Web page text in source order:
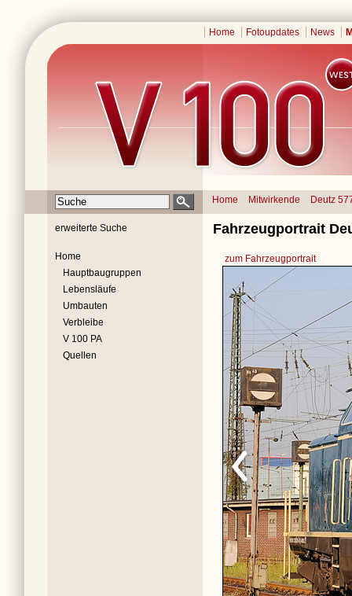
Home Fotoupdates News
Home Mitwirkende Deutz
erweiterte Suche
Home
Hauptbaugruppen
Lebensläufe
Umbauten
Verbleibe
V 100 PA
Quellen
Fahrzeugportrait
zum Fahrzeugportrait